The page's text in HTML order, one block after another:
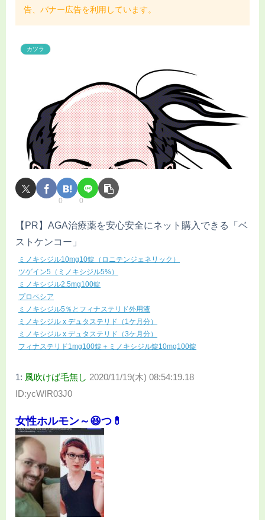
告、バナー広告を利用しています。
カツラ
0 0
【PR】AGA治療薬を安心安全にネット購入できる「ベ
ストケンコー」
ミノキシジル10mg10錠（ロニテンジェネリック）
ツゲイン5（ミノキシジル5%）
ミノキシジル2.5mg100錠
プロペシア
ミノキシジル5％とフィナステリド外用液
ミノキシジル x デュタステリド（1ケ月分）
ミノキシジル x デュタステリド（3ケ月分）
フィナステリド1mg100錠＋ミノキシジル錠10mg100錠
1: 風吹けば毛無し 2020/11/19(木) 08:54:19.18
ID:ycWIR03J0
女性ホルモン～😆つ💊